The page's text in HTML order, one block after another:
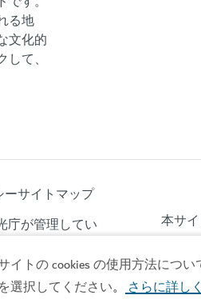
トの cookies の使用方法につ
選択してください。 さらに詳しく
る地
文化的
て、
ーサイトマップ
庁が管理してい
本サ